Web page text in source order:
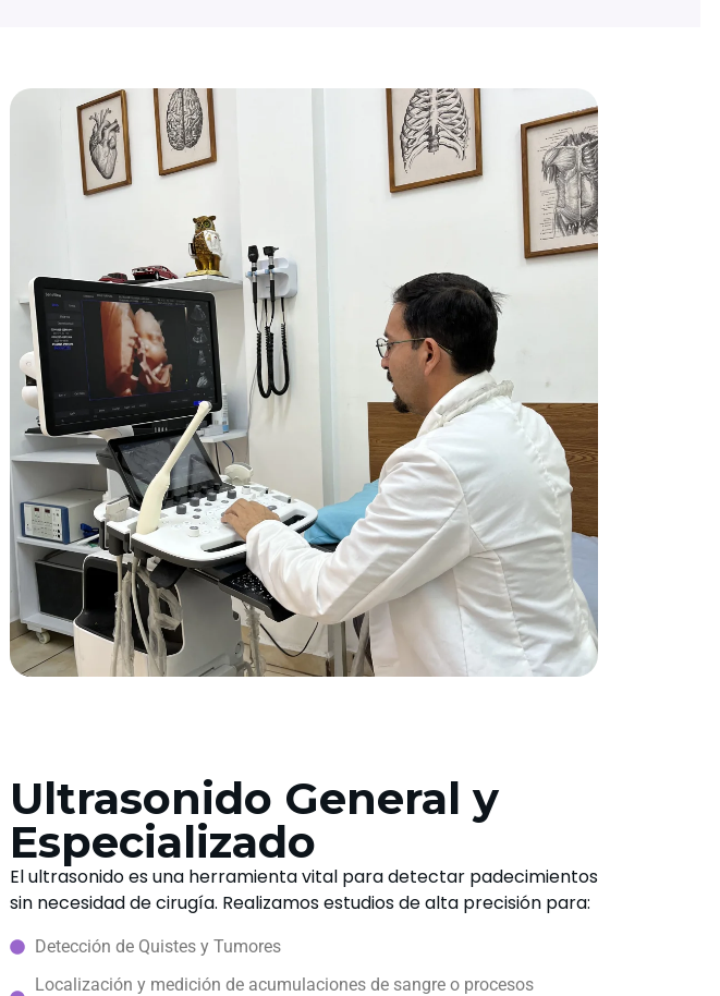
Ultrasonido General y
Especializado
El ultrasonido es una herramienta vital para detectar padecimientos
sin necesidad de cirugía. Realizamos estudios de alta precisión para:
Detección de Quistes y Tumores
Localización y medición de acumulaciones de sangre o procesos